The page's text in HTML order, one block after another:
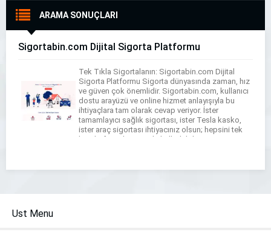
ARAMA SONUÇLARI
Sigortabin.com Dijital Sigorta Platformu
Tek Tıkla Sigortalanın: Sigortabin.com Dijital
Sigorta Platformu Sigorta dünyasında zaman, hız
ve güven çok önemlidir. Sigortabin.com, kullanıcı
dostu arayüzü ve online hizmet anlayışıyla bu
ihtiyaçlara tam olarak cevap veriyor. İster
tamamlayıcı sağlık sigortası, ister Tesla kasko,
ister araç sigortası ihtiyacınız olsun; hepsini tek
bir platformdan anında halledebilirsiniz. Site
Ust Menu